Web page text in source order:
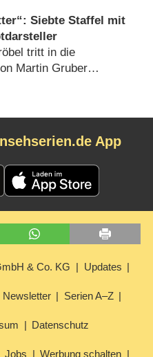
Siebte Staffel mit
tritt in die
Martin Gruber
App
& Co. KG Updates
Newsletter Serien A–Z
Datenschutz
Jobs Werbung schalten